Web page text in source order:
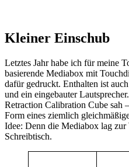
Kleiner Einschub
Letztes Jahr habe ich für meine
basierende Mediabox mit
dafür gedruckt. Enthalten ist
und ein eingebauter
Retraction Calibration Cube sah
Form eines ziemlich
Idee: Denn die Mediabox lag
Schreibtisch.